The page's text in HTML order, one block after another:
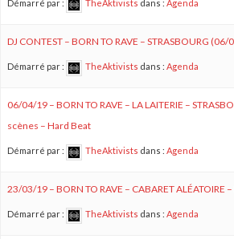
Démarré par : TheAktivists dans : Agenda
DJ CONTEST – BORN TO RAVE – STRASBOURG (06/
Démarré par : TheAktivists dans : Agenda
06/04/19 – BORN TO RAVE – LA LAITERIE –
scènes – Hard Beat
Démarré par : TheAktivists dans : Agenda
23/03/19 – BORN TO RAVE – CABARET ALÉATOIRE –
Démarré par : TheAktivists dans : Agenda